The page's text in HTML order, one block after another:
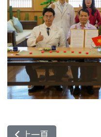
上一篇文章: 腎「粽